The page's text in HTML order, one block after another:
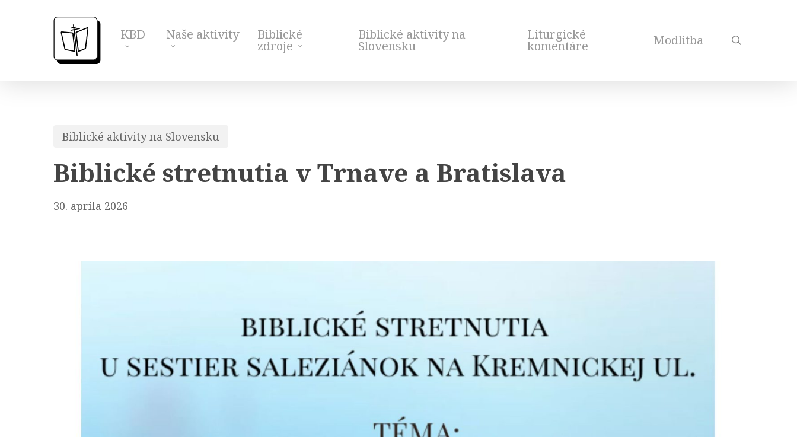
KBD Naše aktivity Biblické
zdroje
Biblické aktivity na
Slovensku
Liturgické
komentáre Modlitba
Biblické aktivity na Slovensku
Biblické stretnutia v Trnave a Bratislava
30. apríla 2026